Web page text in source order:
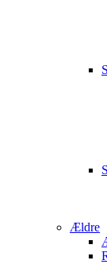
Ældre